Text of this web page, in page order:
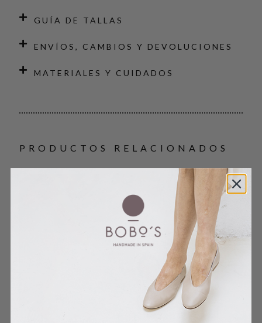
GUÍA DE TALLAS
ENVÍOS, CAMBIOS Y DEVOLUCIONES
MATERIALES Y CUIDADOS
PRODUCTOS RELACIONADOS